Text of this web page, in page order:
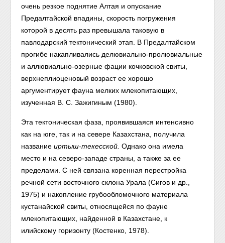
очень резкое поднятие Алтая и опускание
Предалтайской впадины, скорость погружения
которой в десять раз превышала таковую в
павлодарский тектонический этап. В Предалтайском
прогибе накапливались делювиально-пролювиальные
и аллювиально-озерные фации кочковской свиты,
верхнеплиоценовый возраст ее хорошо
аргументирует фауна мелких млекопитающих,
изученная В. С. Зажигиным (1980).
Эта тектоническая фаза, проявившаяся интенсивно
как на юге, так и на севере Казахстана, получила
названиеиртыш-текесской. Однако она имела
место и на северо-западе страны, а также за ее
пределами. С ней связана коренная перестройка
речной сети восточного склона Урала (Сигов и др.,
1975) и накопление грубообломочного материала
кустанайской свиты, относящейся по фауне
млекопитающих, найденной в Казахстане, к
илийскому горизонту (Костенко, 1978).